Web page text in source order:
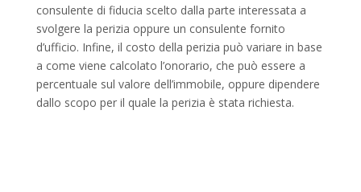
consulente di fiducia scelto dalla parte interessata a
svolgere la perizia oppure un consulente fornito
d’ufficio. Infine, il costo della perizia può variare in base
a come viene calcolato l’onorario, che può essere a
percentuale sul valore dell’immobile, oppure dipendere
dallo scopo per il quale la perizia è stata richiesta.